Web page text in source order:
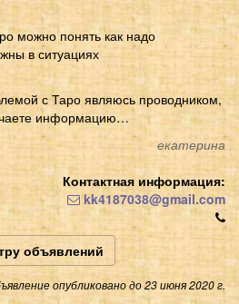
можно понять как надо
в ситуациях
с Таро являюсь проводником,
информацию…
екатерина
Контактная информация:
kk4187038@gmail.com
объявлений
опубликовано до 23 июня 2020 г.